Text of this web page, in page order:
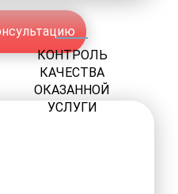
КОНТРОЛЬ
КАЧЕСТВА
ОКАЗАННОЙ
УСЛУГИ